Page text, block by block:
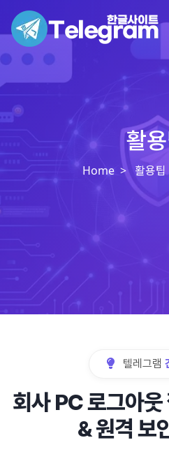
활
Home 활용팁
텔레그램
회사 PC 로그아웃
& 원격 보